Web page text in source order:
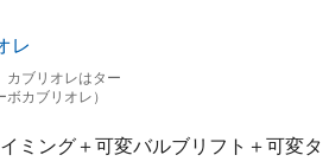
カブリオレはター
カブリオレ）
ミング＋可変バルブリフト＋可変タ